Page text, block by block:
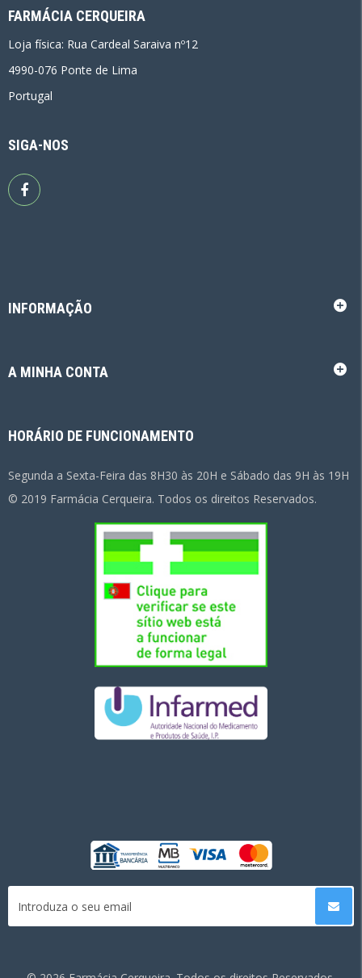
FARMÁCIA CERQUEIRA
Loja física: Rua Cardeal Saraiva nº12
4990-076 Ponte de Lima
Portugal
SIGA-NOS
INFORMAÇÃO
A MINHA CONTA
HORÁRIO DE FUNCIONAMENTO
Segunda a Sexta-Feira das 8H30 às 20H e Sábado das 9H às 19H
© 2019 Farmácia Cerqueira. Todos os direitos Reservados.